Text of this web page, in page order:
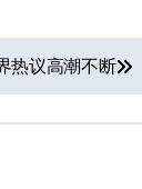
热议高潮不断